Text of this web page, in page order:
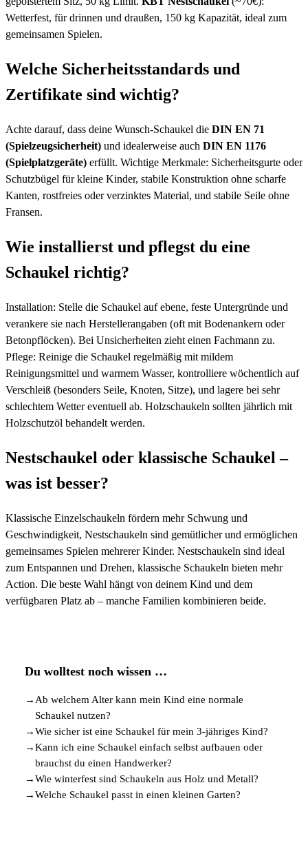
Wetterfest, für drinnen und draußen, 150 kg Kapazität, ideal zum
gemeinsamen Spielen.
Welche Sicherheitsstandards und
Zertifikate sind wichtig?
Achte darauf, dass deine Wunsch-Schaukel die DIN EN 71
(Spielzeugsicherheit) und idealerweise auch DIN EN 1176
(Spielplatzgeräte) erfüllt. Wichtige Merkmale: Sicherheitsgurte oder
Schutzbügel für kleine Kinder, stabile Konstruktion ohne scharfe
Kanten, rostfreies oder verzinktes Material, und stabile Seile ohne
Fransen.
Wie installierst und pflegst du eine
Schaukel richtig?
Installation: Stelle die Schaukel auf ebene, feste Untergründe und
verankere sie nach Herstellerangaben (oft mit Bodenankern oder
Betonpflöcken). Bei Unsicherheiten zieht einen Fachmann zu.
Pflege: Reinige die Schaukel regelmäßig mit mildem
Reinigungsmittel und warmem Wasser, kontrolliere wöchentlich auf
Verschleiß (besonders Seile, Knoten, Sitze), und lagere bei sehr
schlechtem Wetter eventuell ab. Holzschaukeln sollten jährlich mit
Holzschutzöl behandelt werden.
Nestschaukel oder klassische Schaukel –
was ist besser?
Klassische Einzelschaukeln fördern mehr Schwung und
Geschwindigkeit, Nestschaukeln sind gemütlicher und ermöglichen
gemeinsames Spielen mehrerer Kinder. Nestschaukeln sind ideal
zum Entspannen und Drehen, klassische Schaukeln bieten mehr
Action. Die beste Wahl hängt von deinem Kind und dem
verfügbaren Platz ab – manche Familien kombinieren beide.
Du wolltest noch wissen …
→ Ab welchem Alter kann mein Kind eine normale
Schaukel nutzen?
→Wie sicher ist eine Schaukel für mein 3-jähriges Kind?
→Kann ich eine Schaukel einfach selbst aufbauen oder
brauchst du einen Handwerker?
→Wie winterfest sind Schaukeln aus Holz und Metall?
→Welche Schaukel passt in einen kleinen Garten?